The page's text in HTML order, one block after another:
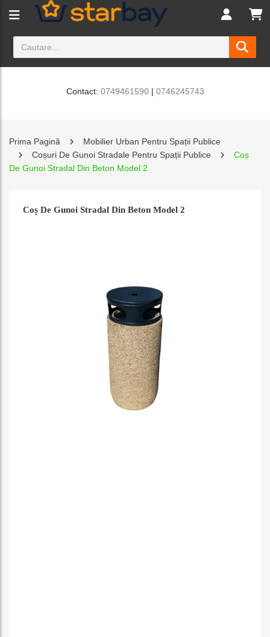
Contact: 0749461590| 0746245743
Prima Pagină
Mobilier Urban Pentru Spații Publice
Coșuri De Gunoi Stradale Pentru Spații Publice
Coș
De Gunoi Stradal Din Beton Model 2
Coș De Gunoi Stradal Din Beton Model 2